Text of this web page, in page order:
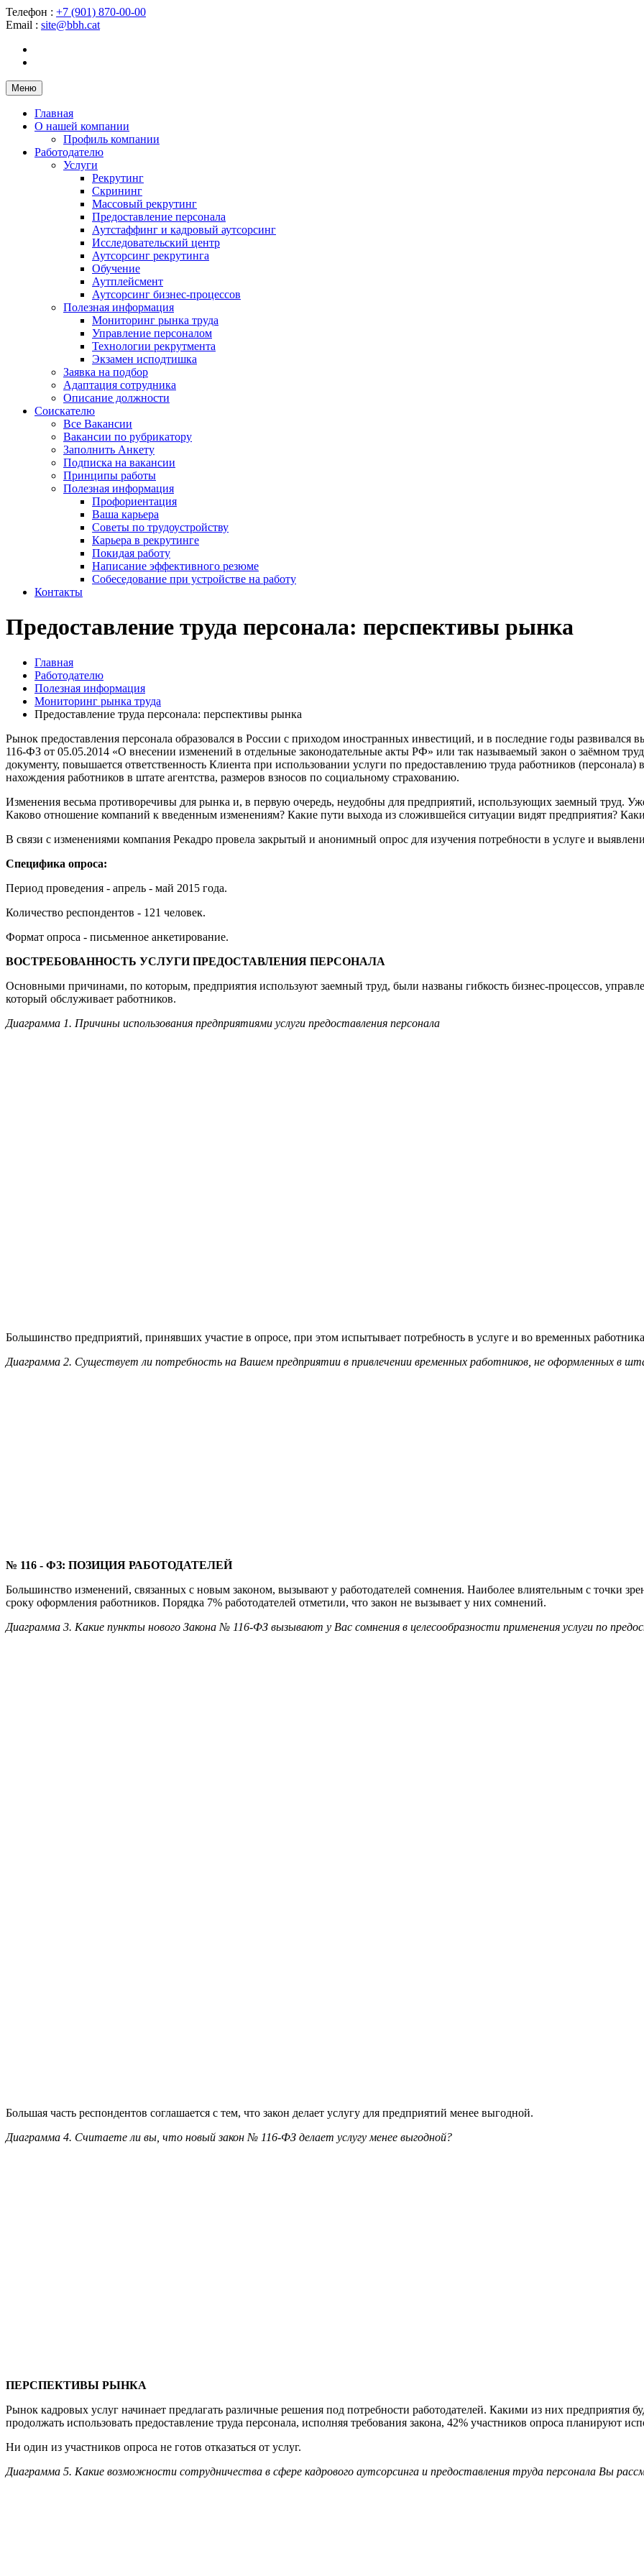
Телефон : +7 (901) 870-00-00
Email : site@bbh.cat
Меню
Главная
О нашей компании
Профиль компании
Работодателю
Услуги
Рекрутинг
Скрининг
Массовый рекрутинг
Предоставление персонала
Аутстаффинг и кадровый аутсорсинг
Исследовательский центр
Аутсорсинг рекрутинга
Обучение
Аутплейсмент
Аутсорсинг бизнес-процессов
Полезная информация
Мониторинг рынка труда
Управление персоналом
Технологии рекрутмента
Экзамен исподтишка
Заявка на подбор
Адаптация сотрудника
Описание должности
Соискателю
Все Вакансии
Вакансии по рубрикатору
Заполнить Анкету
Подписка на вакансии
Принципы работы
Полезная информация
Профориентация
Ваша карьера
Советы по трудоустройству
Карьера в рекрутинге
Покидая работу
Написание эффективного резюме
Собеседование при устройстве на работу
Контакты
Предоставление труда персонала: перспективы рынка
Главная
Работодателю
Полезная информация
Мониторинг рынка труда
Предоставление труда персонала: перспективы рынка
Рынок предоставления персонала образовался в России с приходом иностранных инвестиций, и в последние годы
116-ФЗ от 05.05.2014 «О внесении изменений в отдельные законодательные акты РФ» или так называемый закон о заёмном
документу, повышается ответственность Клиента при использовании услуги по предоставлению труда работников
нахождения работников в штате агентства, размеров взносов по социальному страхованию.
Изменения весьма противоречивы для рынка и, в первую очередь, неудобны для предприятий, использующих заемный труд. Уже
Каково отношение компаний к введенным изменениям? Какие пути выхода из сложившейся ситуации видят предприятия?
В связи с изменениями компания Рекадро провела закрытый и анонимный опрос для изучения потребности в услуге и
Специфика опроса:
Период проведения - апрель - май 2015 года.
Количество респондентов - 121 человек.
Формат опроса - письменное анкетирование.
ВОСТРЕБОВАННОСТЬ УСЛУГИ ПРЕДОСТАВЛЕНИЯ ПЕРСОНАЛА
Основными причинами, по которым, предприятия используют заемный труд, были названы гибкость бизнес-процессов,
который обслуживает работников.
Диаграмма 1. Причины использования предприятиями услуги предоставления персонала
продолжать использовать предоставление труда персонала, исполняя требования закона, 42% участников опроса планируют
Ни один из участников опроса не готов отказаться от услуг.
Заявка на подбор
© 2015 , BBH кадровое агентство